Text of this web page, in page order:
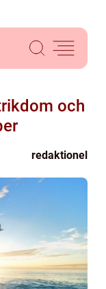
och
redaktionel